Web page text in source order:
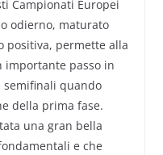
Campionati Europei
odierno, maturato
positiva, permette alla
passo in
semifinali quando
della prima fase.
una gran bella
e che